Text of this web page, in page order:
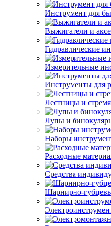
Инструмент для
Выжигатели и
Гидравлические
Измерительные
Инструменты для
Лестницы и
Лупы и
Наборы
Расходные
Средства
Шарнирно-